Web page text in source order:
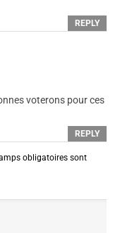
REPLY
voterons pour ces
REPLY
obligatoires sont